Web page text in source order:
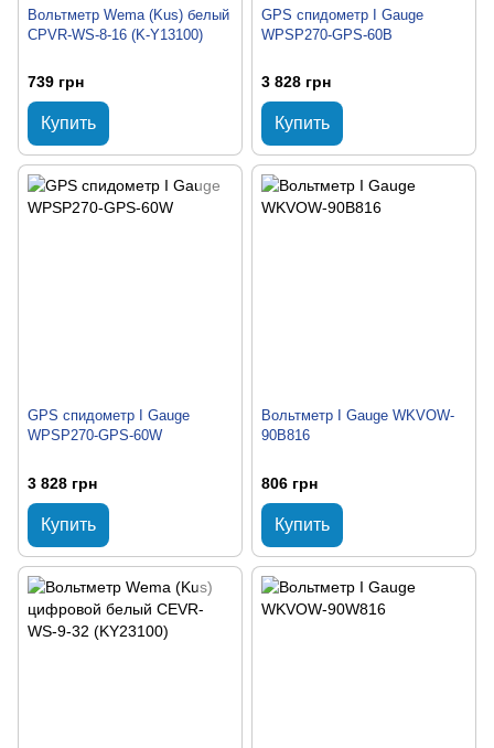
Вольтметр Wema (Kus) белый
CPVR-WS-8-16 (K-Y13100)
739 грн
Купить
GPS спидометр I Gauge
WPSP270-GPS-60B
3 828 грн
Купить
GPS спидометр I Gauge
WPSP270-GPS-60W
3 828 грн
Купить
Вольтметр I Gauge WKVOW-
90B816
806 грн
Купить